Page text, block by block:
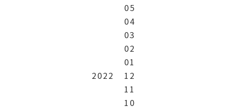
05
04
03
02
01
2022
12
11
10